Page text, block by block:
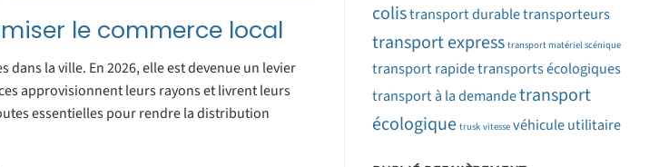
le commerce local
la ville. En 2026, elle est devenue un levier
approvisionnent leurs rayons et livrent leurs
essentielles pour rendre la distribution
colistransport durabletransporteurs
transport express transport matériel scénique
transport rapidetransports écologiques
transport à la demandetransport
écologique trusk vitesse véhicule utilitaire